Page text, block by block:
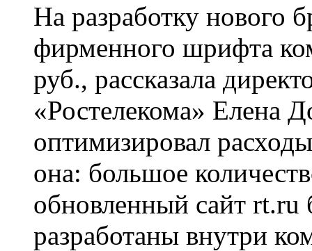
На разработку нового
фирменного шрифта
руб., рассказала
«Ростелекома» Елена
оптимизировал
она: большое
обновленный сайт
разработаны внутри